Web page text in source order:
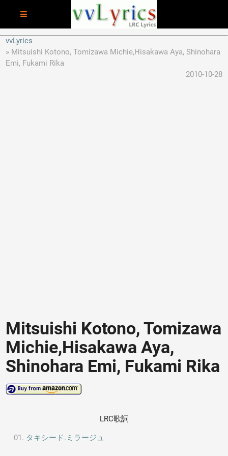
vvLyrics
Mitsuishi Kotono, Tomizawa Michie,Hisakawa Aya, Shinohara
Emi, Fukami Rika
2010-10-28
Mitsuishi Kotono, Tomizawa
Michie,Hisakawa Aya,
Shinohara Emi, Fukami Rika
LRC歌詞
タキシード.ミラージュ